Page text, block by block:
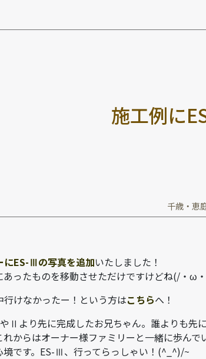
施工例にE
千歳・恵
にES-Ⅲの写真を追加いたしました！
あったものを移動させただけですけどね(/・ω
けなかったー！という方はこちらへ！
より先に完成したお兄ちゃん。誰よりも先に
れからはオーナー様ファミリーと一緒に歩ん
境です。ES-Ⅲ、行ってらっしゃい！(^_^)/~